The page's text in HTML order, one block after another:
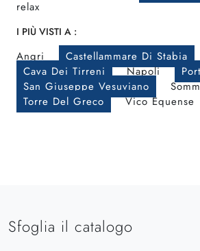
relax
I PIÙ VISTI A :
Angri
Castellammare Di Stabia
Cava Dei Tirreni
Napoli
San Giuseppe Vesuviano
Torre Del Greco
Vico Equense
Sfoglia il catalogo